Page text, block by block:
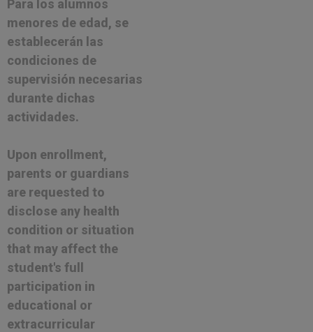
Para los alumnos
menores de edad, se
establecerán las
condiciones de
supervisión necesarias
durante dichas
actividades.
Upon enrollment,
parents or guardians
are requested to
disclose any health
condition or situation
that may affect the
student's full
participation in
educational or
extracurricular